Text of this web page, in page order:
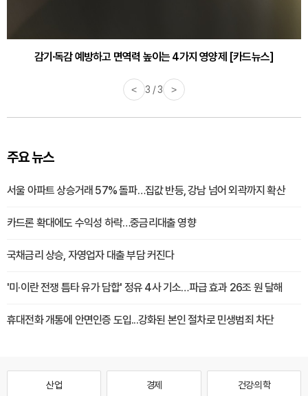
감기·독감 예방하고 면역력 높이는 4가지 영양제 [카드뉴스]
< 3 / 3 >
주요 뉴스
서울 아파트 상승거래 57% 돌파…집값 반등, 강남 넘어 외곽까지 확산
카드론 확대에도 수익성 하락…중금리대출 영향
국채금리 상승, 자영업자 대출 부담 커진다
'미·이란 전쟁 틈타 유가 담합' 정유 4사 기소…파급 효과 26조 원 달해
휴대전화 개통에 안면인증 도입...강화된 본인 절차로 민생범죄 차단
산업 경제 건강·의학